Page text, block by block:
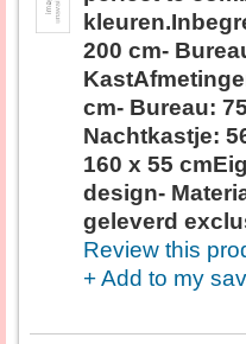
200 cm-
cm- Bureau:
Nachtkastje:
160 x 55
design-
geleverd
Review this
+ Add to my